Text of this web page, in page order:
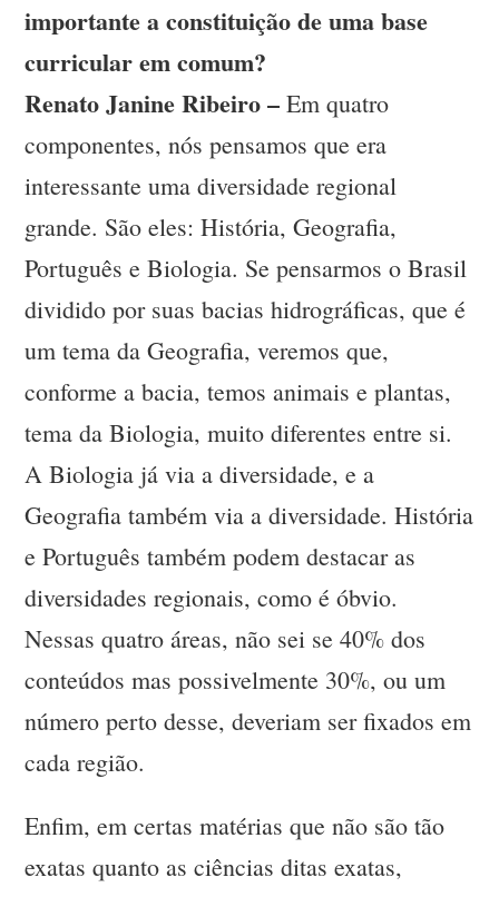
importante a constituição de uma base
curricular em comum?
Renato Janine Ribeiro – Em quatro
componentes, nós pensamos que era
interessante uma diversidade regional
grande. São eles: História, Geografia,
Português e Biologia. Se pensarmos o Brasil
dividido por suas bacias hidrográficas, que é
um tema da Geografia, veremos que,
conforme a bacia, temos animais e plantas,
tema da Biologia, muito diferentes entre si.
A Biologia já via a diversidade, e a
Geografia também via a diversidade. História
e Português também podem destacar as
diversidades regionais, como é óbvio.
Nessas quatro áreas, não sei se 40% dos
conteúdos mas possivelmente 30%, ou um
número perto desse, deveriam ser fixados em
cada região.
Enfim, em certas matérias que não são tão
exatas quanto as ciências ditas exatas,